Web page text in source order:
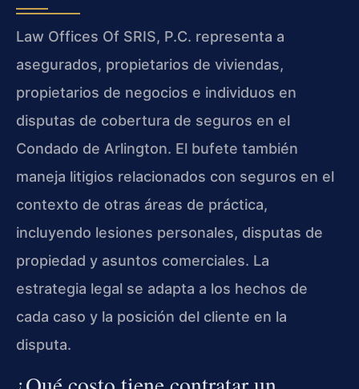
Law Offices Of SRIS, P.C. representa a
asegurados, propietarios de viviendas,
propietarios de negocios e individuos en
disputas de cobertura de seguros en el
Condado de Arlington. El bufete también
maneja litigios relacionados con seguros en el
contexto de otras áreas de práctica,
incluyendo lesiones personales, disputas de
propiedad y asuntos comerciales. La
estrategia legal se adapta a los hechos de
cada caso y la posición del cliente en la
disputa.